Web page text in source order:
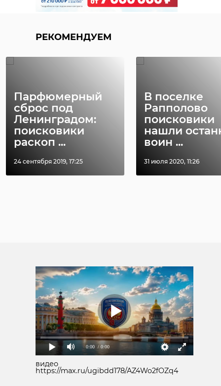
РЕКОМЕНДУЕМ
Парфюмерный
сброс под
Ленинградом:
поисковики
раскоп ...
24 сентября 2019, 17:25
В поселке
Рапполово
поисковики
нашли
воин ...
31 июля 2020, 11:26
0:00 / 0:00
видео
https://max.ru/ugibdd178/AZ4Wo2fOZq4